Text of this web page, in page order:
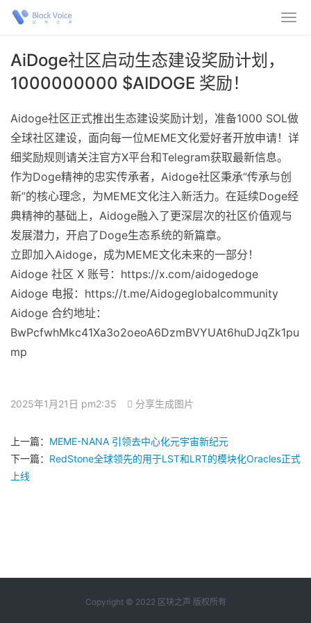
AiDoge社区启动生态建设奖励计划，
1000000000 $AIDOGE 奖励！
Aidoge社区正式推出生态建设奖励计划，准备1000 SOL做
全球社区建设，面向每一位MEME文化爱好者开放申请！详
细奖励规则请关注官方X平台和Telegram获取最新信息。
作为Doge精神的忠实传承者，Aidoge社区秉承“传承与创
新”的核心理念，为MEME文化注入新活力。在延续Doge经
典精神的基础上，Aidoge融入了更深层次的社区价值观与
发展潜力，开启了Doge生态系统的新篇章。
立即加入Aidoge，成为MEME文化未来的一部分！
Aidoge 社区 X 账号：https://x.com/aidogedoge
Aidoge 电报：https://t.me/Aidogeglobalcommunity
Aidoge 合约地址：
BwPcfwhMkc41Xa3o2oeoA6DzmBVYUAt6huDJqZk1pu
mp
2025年1月21日 pm2:35 分享生成图片
上一篇： MEME-NANA 引领去中心化元宇宙新纪元
下一篇： RedStone全球领先的用于LST和LRT的模块化Oracles正式
上线
Copyright © 2022 区块之声 版权所有